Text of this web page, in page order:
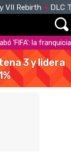
VII Rebirth DLC
'FIFA': la
3 y lidera